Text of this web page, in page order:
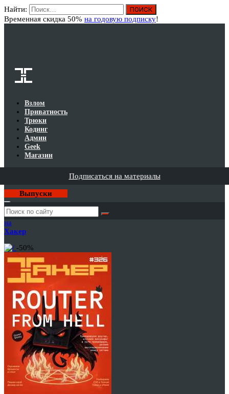
Найти:
Временная скидка 50% на годовую подписку!
Взлом
Приватность
Трюки
Кодинг
Админ
Geek
Магазин
Подписаться на материалы
Выпуски
Годовая
подписка
на
Хакер
-50%